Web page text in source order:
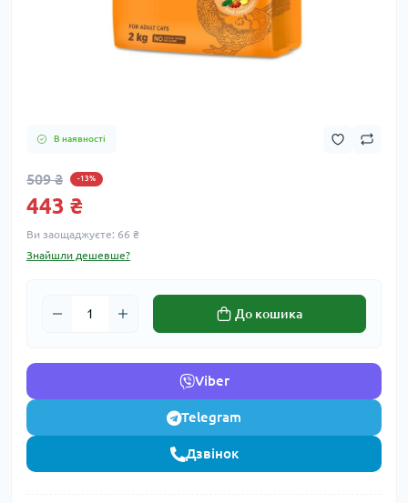
В наявності
509 ₴ -13%
443 ₴
Ви заощаджуєте: 66 ₴
Знайшли дешевше?
До кошика
Viber
Telegram
Дзвінок